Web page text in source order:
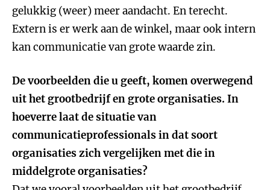
gelukkig (weer) meer aandacht. En terecht.
Extern is er werk aan de winkel, maar ook intern
kan communicatie van grote waarde zin.
De voorbeelden die u geeft, komen overwegend
uit het grootbedrijf en grote organisaties. In
hoeverre laat de situatie van
communicatieprofessionals in dat soort
organisaties zich vergelijken met die in
middelgrote organisaties?